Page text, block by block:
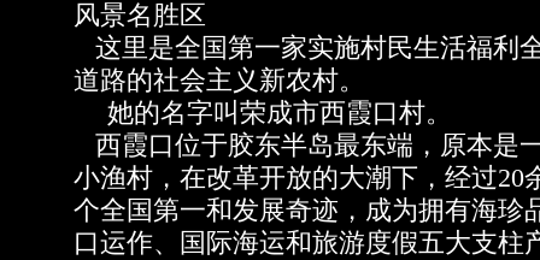
风景名胜区
这里是全国第一家实施村民生活福利
道路的社会主义新农村。
她的名字叫荣成市西霞口村。
西霞口位于胶东半岛最东端，原本是
小渔村，在改革开放的大潮下，经过20
个全国第一和发展奇迹，成为拥有海珍
口运作、国际海运和旅游度假五大支柱